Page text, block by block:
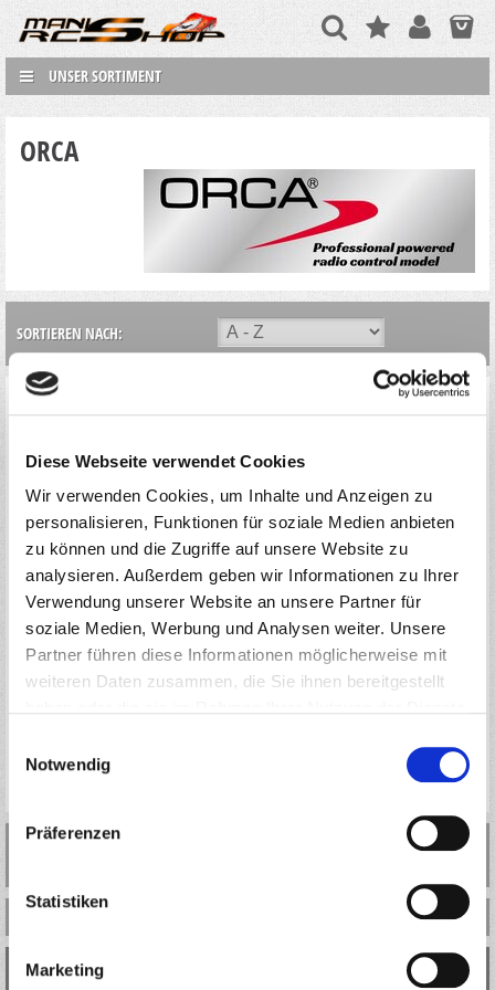
Diese Webseite verwendet Cookies
Wir verwenden Cookies, um Inhalte und Anzeigen zu
personalisieren, Funktionen für soziale Medien anbieten
zu können und die Zugriffe auf unsere Website zu
analysieren. Außerdem geben wir Informationen zu Ihrer
Verwendung unserer Website an unsere Partner für
soziale Medien, Werbung und Analysen weiter. Unsere
Partner führen diese Informationen möglicherweise mit
weiteren Daten zusammen, die Sie ihnen bereitgestellt
Notwendig
Präferenzen
Statistiken
Marketing
UNSER SORTIMENT
ORCA
SORTIEREN NACH:
TOOLS19MBRT ORCA MOTOR BEARING REMOVE TOOLS
PREIS
€ 1,20*
1 Stück
AUF DIE MERKLISTE
LAGERBESTAND
KONTAKT